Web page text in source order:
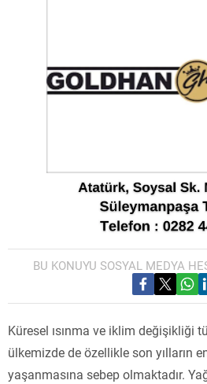
BU KONUYU SOSYAL MEDYA
Küresel ısınma ve iklim değişikliği
ülkemizde de özellikle son yılların
yaşanmasına sebep olmaktadır.